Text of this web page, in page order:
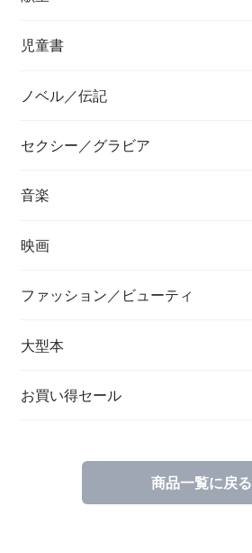
児童書
ノベル／伝記
セクシー／グラビア
音楽
映画
ファッション／ビューティ
大型本
お買い得セール
商品一覧に戻る